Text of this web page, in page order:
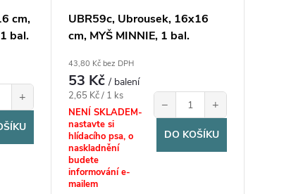
cm,
bal.
+
UBR59c, Ubrousek, 16x16
cm, MYŠ MINNIE, 1 bal.
43,80 Kč bez DPH
53 Kč/ balení
Měrná
cena:
2,65 Kč / 1 ks
NENÍ SKLADEM-
nastavte si
hlídacího psa, o
naskladnění
budete
informování e-
mailem
− +
DO KOŠÍKU